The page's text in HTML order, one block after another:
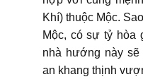
Khí) thuộc Mộc.
Mộc, có sự tỷ hòa
nhà hướng này sẽ
an khang thịnh